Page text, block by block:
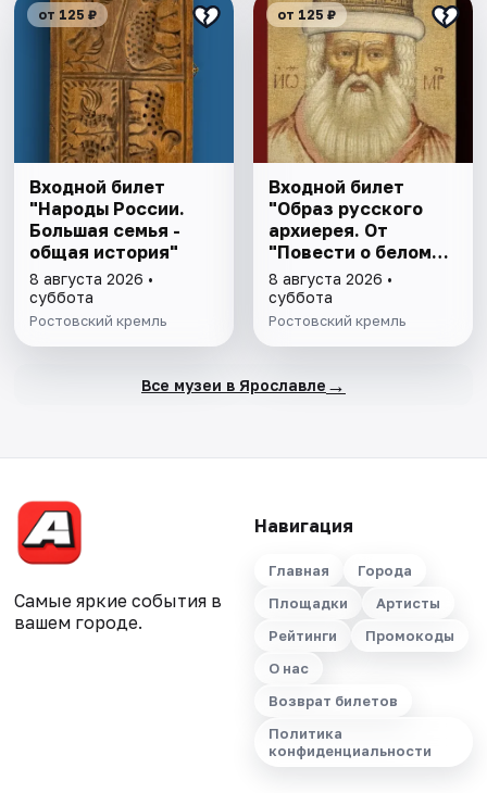
от 125 ₽
Входной билет
"Народы России.
Большая семья -
общая история"
8 августа 2026 •
суббота
Ростовский кремль
от 125 ₽
Входной билет
"Образ русского
архиерея. От
"Повести о белом
клобуке" до
восстановления
патриаршества"
8 августа 2026 •
суббота
Ростовский кремль
Все музеи в Ярославле →
Самые яркие события в
вашем городе.
Навигация
Главная
Города
Площадки
Артисты
Рейтинги
Промокоды
О нас
Возврат билетов
Политика
конфиденциальности